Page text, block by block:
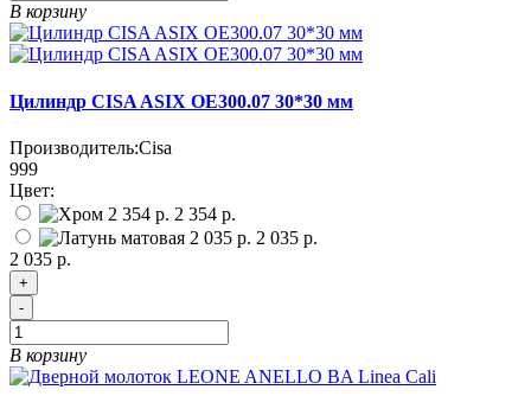
В корзину
Цилиндр CISA ASIX OЕ300.07 30*30 мм
Производитель:Cisa
999
Цвет:
2 354 р.
2 035 р.
2 035 р.
+
-
В корзину